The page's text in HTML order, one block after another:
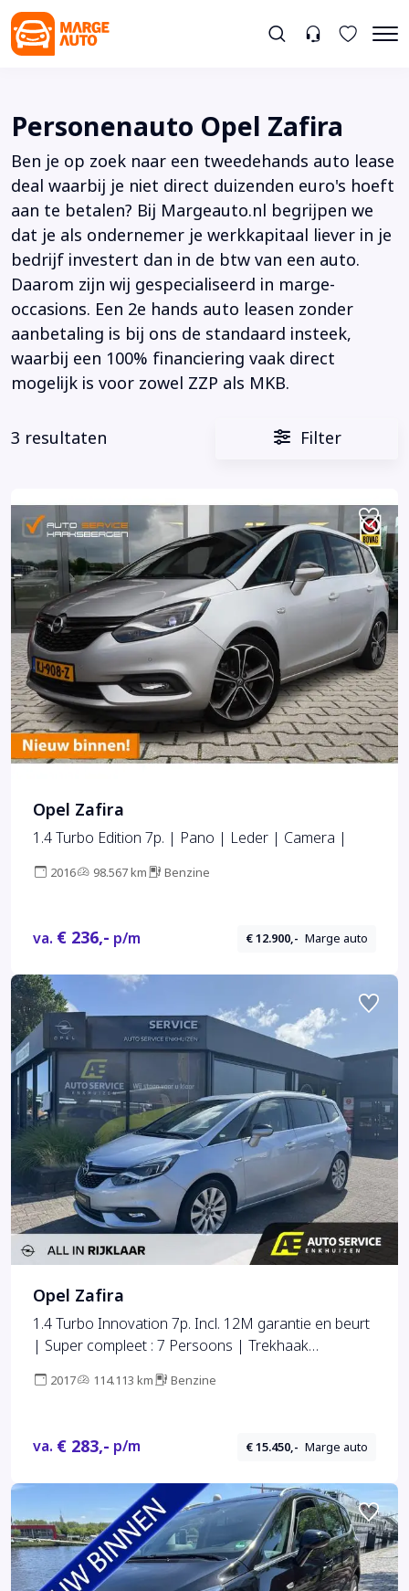
Personenauto Opel Zafira
Ben je op zoek naar een tweedehands auto lease
deal waarbij je niet direct duizenden euro's hoeft
aan te betalen? Bij Margeauto.nl begrijpen we
dat je als ondernemer je werkkapitaal liever in je
bedrijf investert dan in de btw van een auto.
Daarom zijn wij gespecialiseerd in marge-
occasions. Een 2e hands auto leasen zonder
aanbetaling is bij ons de standaard insteek,
waarbij een 100% financiering vaak direct
mogelijk is voor zowel ZZP als MKB.
3 resultaten Filter
Opel Zafira
1.4 Turbo Edition 7p. | Pano | Leder | Camera |
2016 98.567 km Benzine
va. € 236,- p/m € 12.900,- Marge auto
Opel Zafira
1.4 Turbo Innovation 7p. Incl. 12M garantie en beurt
| Super compleet : 7 Persoons | Trekhaak
2017 114.113 km Benzine
va. € 283,- p/m € 15.450,- Marge auto